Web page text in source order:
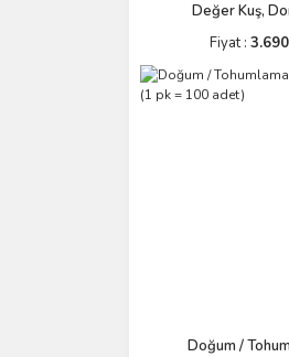
Değer Kuş,
Fiyat :
Doğum /